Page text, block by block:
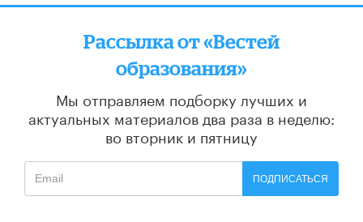
Рассылка от «Вестей
образования»
Мы отправляем подборку лучших и
актуальных материалов два раза в неделю:
во вторник и пятницу
ПОДПИСАТЬСЯ